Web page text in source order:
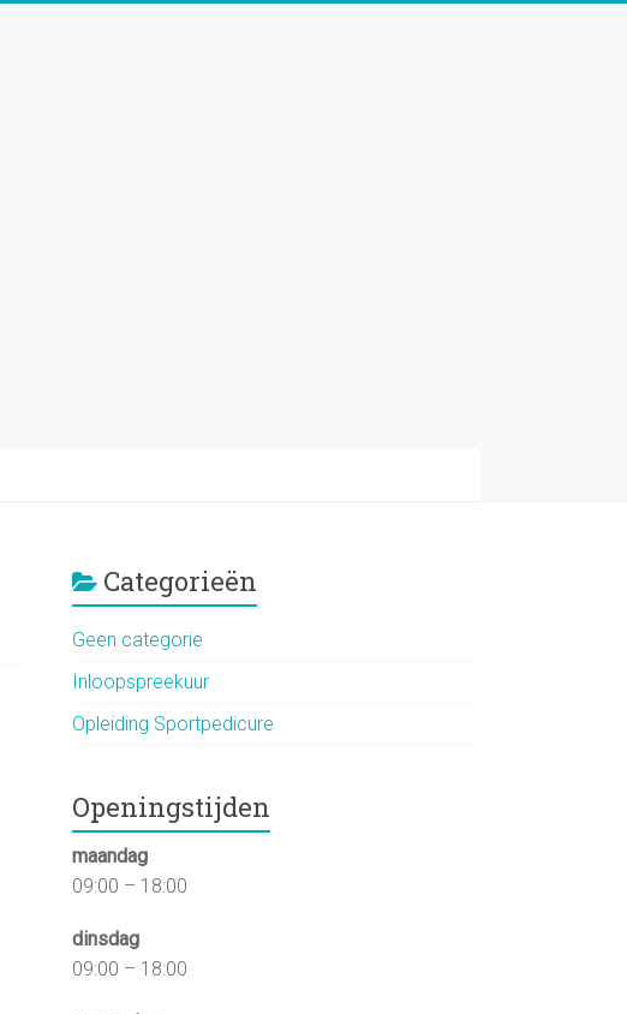
Categorieën
Geen categorie
Inloopspreekuur
Opleiding Sportpedicure
Openingstijden
maandag
09:00 – 18:00
dinsdag
09:00 – 18:00